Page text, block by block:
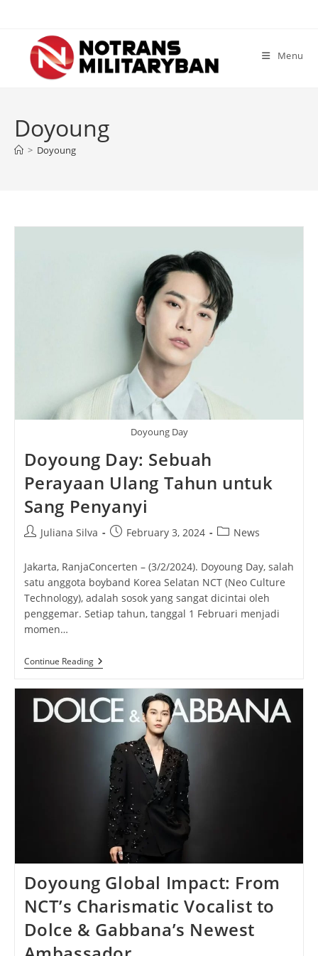
content
Menu
Doyoung
> Doyoung
Doyoung Day
Doyoung Day: Sebuah
Perayaan Ulang Tahun untuk
Sang Penyanyi
PostJuliana Silva
PostFebruary 3, 2024
PostNews
Jakarta, RanjaConcerten – (3/2/2024). Doyoung Day, salah
satu anggota boyband Korea Selatan NCT (Neo Culture
Technology), adalah sosok yang sangat dicintai oleh
penggemar. Setiap tahun, tanggal 1 Februari menjadi
momen…
Continue ReadingDoyoung
Day:
Perayaan
Ulang
Tahun
Penyanyi
Doyoung Global Impact: From
NCT’s Charismatic Vocalist to
Dolce & Gabbana’s Newest